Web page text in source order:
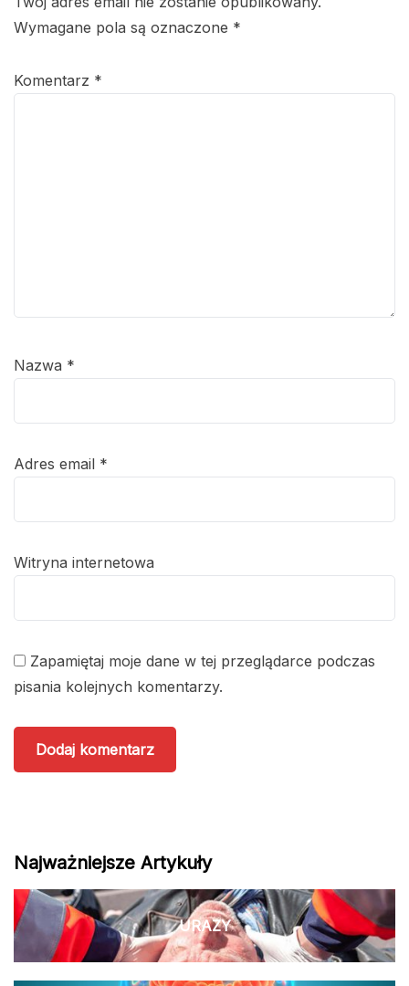
Wymagane pola są oznaczone *
Komentarz *
Nazwa *
Adres email *
Witryna internetowa
Zapamiętaj moje dane w tej przeglądarce podczas
pisania kolejnych komentarzy.
Najważniejsze Artykuły
URAZY